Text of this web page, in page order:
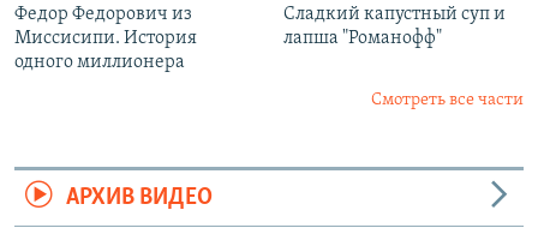
Федор Федорович из
Миссисипи. История
одного миллионера
Сладкий капустный суп и
лапша "Романофф"
Смотреть все части
АРХИВ ВИДЕО